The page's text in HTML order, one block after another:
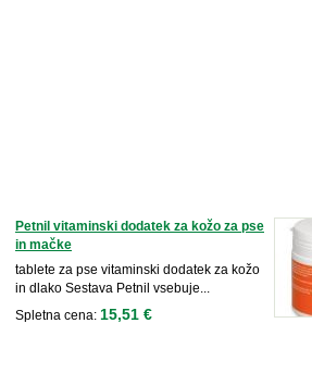
Petnil vitaminski dodatek za kožo za pse
in mačke
tablete za pse vitaminski dodatek za kožo
in dlako Sestava Petnil vsebuje...
Spletna cena: 15,51 €